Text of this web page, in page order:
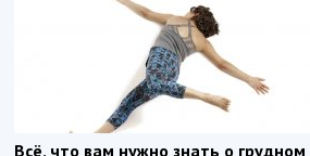
Всё, что вам нужно знать о грудном